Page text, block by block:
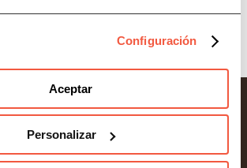
Configuración
Aceptar
Personalizar